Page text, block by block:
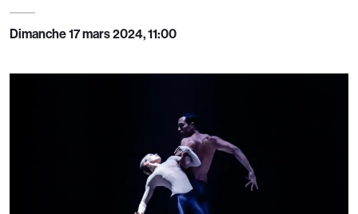
Dimanche 17 mars 2024, 11:00